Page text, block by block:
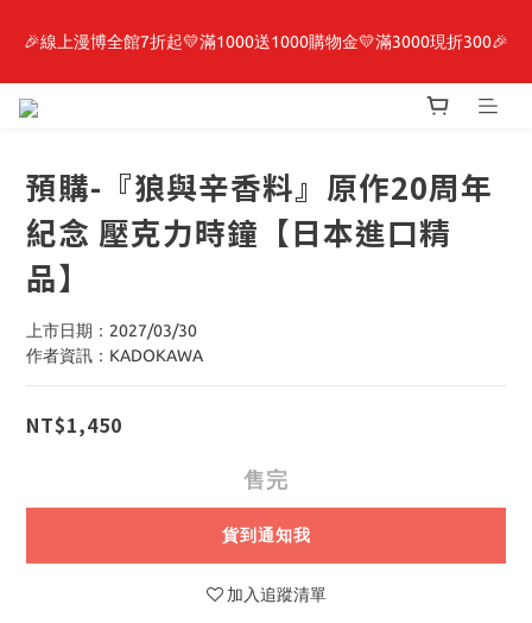
最新開賣🔥「全知讀者視角」 周邊商品
🎉線上漫博全館7折起💛滿1000送1000購物金💛滿3000現折300🎉
【抽籤堂】 影之強者、你又被殺了呢，偵探大人、約會大作戰、
最新開賣🔥「全知讀者視角」 周邊商品
預購-『狼與辛香料』原作20周年
紀念 壓克力時鐘【日本進口精
品】
上市日期：2027/03/30
作者資訊：KADOKAWA
NT$1,450
售完
貨到通知我
加入追蹤清單